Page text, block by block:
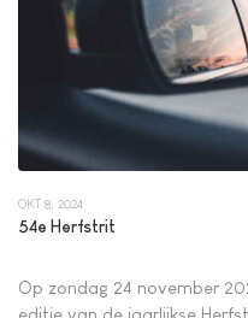
OKT 8, 2024
54e Herfstrit
Op zondag 24 november